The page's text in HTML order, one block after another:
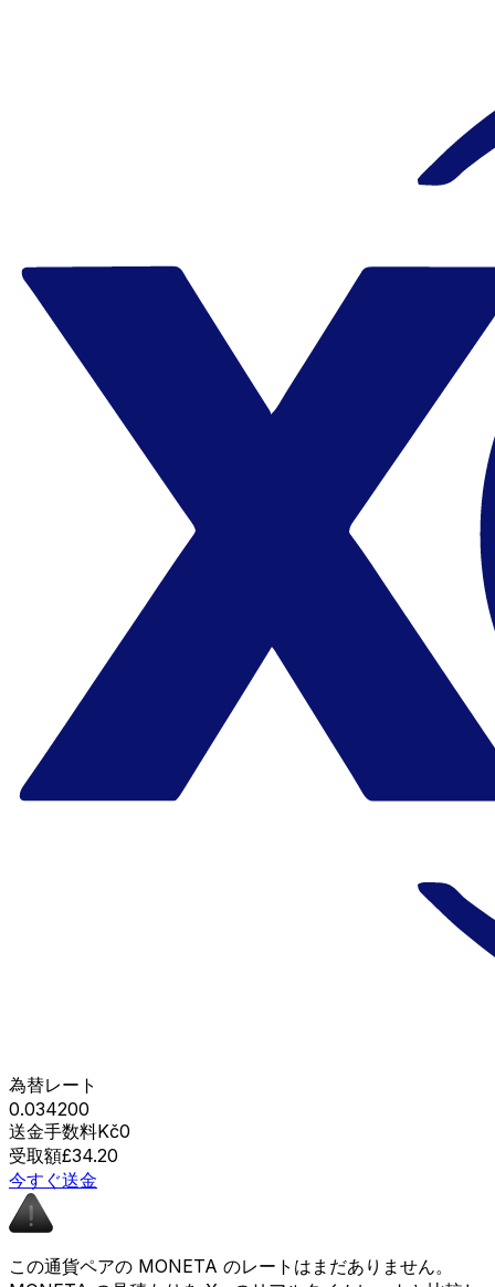
為替レート
0.034200
送金手数料Kč0
受取額£34.20
今すぐ送金
この通貨ペアの MONETA のレートはまだありません。